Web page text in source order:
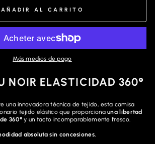
AÑADIR AL CARRITO
Más medios de pago
NOIR ELASTICIDAD 360°
una innovadora técnica de tejido, esta camisa
tejido elástico que proporcionauna libertad
360° y un tacto incomparablemente fresco.
absoluta sin concesiones.